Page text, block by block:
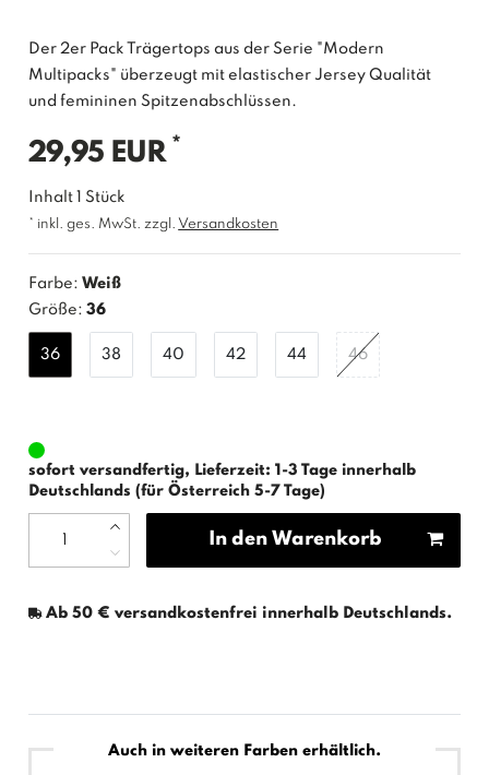
Der 2er Pack Trägertops aus der Serie "Modern
Multipacks" überzeugt mit elastischer Jersey Qualität
und femininen Spitzenabschlüssen.
29,95 EUR *
Inhalt1Stück
* inkl. ges. MwSt. zzgl. Versandkosten
Farbe:Weiß
Größe: 36
36 38 40 42 44 46
sofort versandfertig, Lieferzeit: 1-3 Tage innerhalb
Deutschlands (für Österreich 5-7 Tage)
In den Warenkorb
Ab 50 € versandkostenfrei innerhalb Deutschlands.
Auch in weiteren Farben erhältlich.